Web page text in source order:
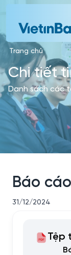
Trang chủ
Chi tiết
Danh sách các
Báo
31/12/2024
Tệp